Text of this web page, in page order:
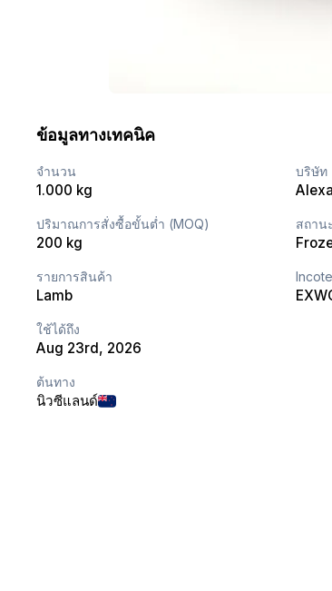
ข้อมูลทางเทคนิค
จำนวน
1.000 kg
ปริมาณการสั่งซื้อขั้นต่ำ (MOQ)
200 kg
รายการสินค้า
Lamb
ใช้ได้ถึง
Aug 23rd, 2026
ต้นทาง
นิวซีแลนด์
บริษัท
สถาน
EXW